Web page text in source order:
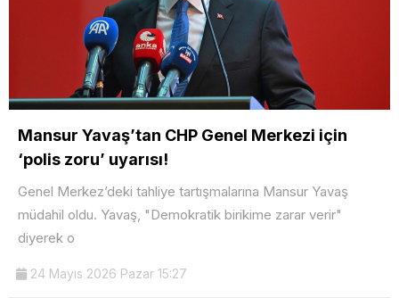
Mansur Yavaş’tan CHP Genel Merkezi için
‘polis zoru’ uyarısı!
Genel Merkez’deki tahliye tartışmalarına Mansur Yavaş
müdahil oldu. Yavaş, "Demokratik birikime zarar verir"
diyerek o
24 Mayıs 2026 Pazar 15:27